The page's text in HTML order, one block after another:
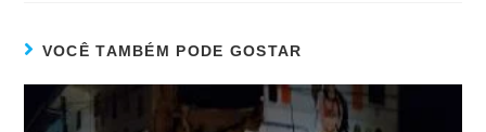
VOCÊ TAMBÉM PODE GOSTAR